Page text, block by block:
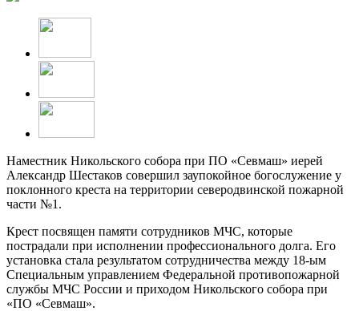
Наместник Никольского собора при ПО «Севмаш» иерей
Александр Шестаков совершил заупокойное богослужение у
поклонного креста на территории северодвинской пожарной
части №1.
Крест посвящен памяти сотрудников МЧС, которые
пострадали при исполнении профессионального долга. Его
установка стала результатом сотрудничества между 18-ым
Специальным управлением Федеральной противопожарной
службы МЧС России и приходом Никольского собора при
«ПО «Севмаш».